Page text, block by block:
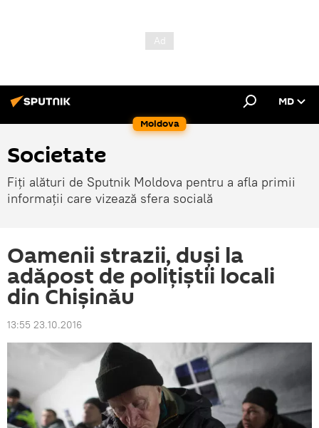
Moldova
MD
Societate
Fiți alături de Sputnik Moldova pentru a afla primii
informații care vizează sfera socială
Oamenii strazii, duși la
adăpost de polițiștii locali
din Chișinău
13:55 23.10.2016